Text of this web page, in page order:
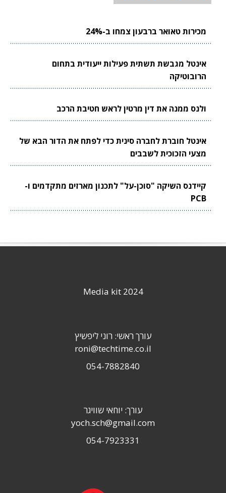
מכירות טאואר ברבעון צמחו ב-24%
אינטל מגבשת תשתית פעילות ייעודית בתחום
הרובוטיקה
ולנס ממנה את דין מרטין לראש חטיבת הרכב
אינטל חוברת לחברה סינית כדי לפתח את הדור הבא של
מצעי הזכוכית לשבבים
קיידנס השיקה "סוכן-על" לתכנון מארזים מתקדמים ו-
PCB
Media kit 2024
עורך ראשי: רוני ליפשיץ
roni@techtime.co.il
054-7882840
עורך: יוחאי שוויגר
yoch.sch@gmail.com
054-7923331